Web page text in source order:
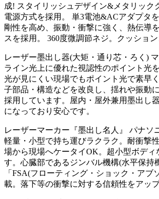
成! スタイリッシュデザイン&メタリック
電源方式を採用。 単3電池&ACアダプタ
剛性を高め、振動・衝撃に強く、熱伝導
スを採用。 360度微調節ネジ。クッション
レーザー墨出し器(大矩・通り芯・ろく)
ライン光上に優れた視認性のポイント光
光が見にくい現場でもポイント光で素早
子部品・構造などを改良し、揺れや振動
採用しています。屋内・屋外兼用墨出し
になっており安心です。
レーザーマーカー『墨出し名人』 パナソ
軽量・小型で持ち運びラクラク。耐衝撃
場から現場へケータイOK。超小型ボディ
す。心臓部であるジンバル機構(水平保持
「FSA(フローティング・ショック・アブ
載。落下等の衝撃に対する信頼性をアップ